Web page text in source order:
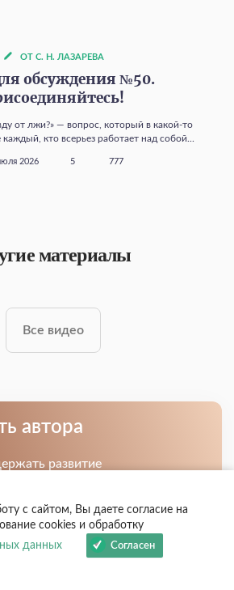
ОТ С. Н. ЛАЗАРЕВА
обсуждения №50.
от лжи?» — вопрос, который в какой‑то
кто всерьез работает над собой...
2026 5 777
материалы
Все видео
автора
развитие
связанных
С.Н. Лазарева.
с сайтом, Вы даете согласие на
cookies и обработку
данных
Согласен